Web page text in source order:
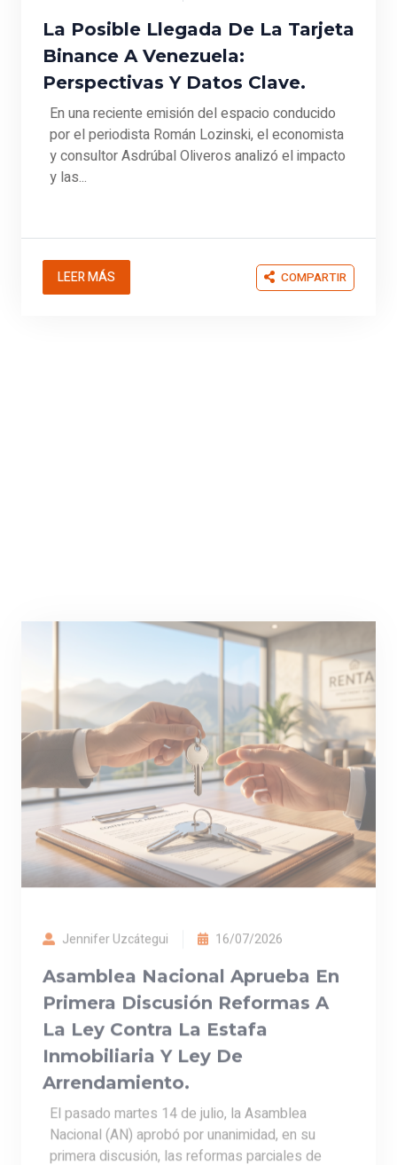
La Posible Llegada De La Tarjeta
Binance A Venezuela:
Perspectivas Y Datos Clave.
En una reciente emisión del espacio conducido
por el periodista Román Lozinski, el economista
y consultor Asdrúbal Oliveros analizó el impacto
y las...
LEER MÁS COMPARTIR
16/07/2026
Asamblea Nacional Aprueba En
Primera Discusión Reformas A
La Ley Contra La Estafa
Inmobiliaria Y Ley De
Arrendamiento.
El pasado martes 14 de julio, la Asamblea
Nacional (AN) aprobó por unanimidad, en su
primera discusión, las reformas parciales de
dos instrumentos j...
LEER MÁS COMPARTIR